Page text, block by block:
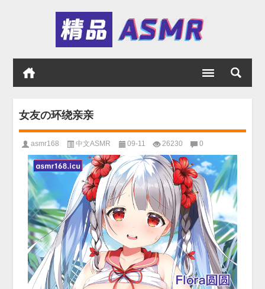
女友の环绕亲亲
asmr168 中文ASMR 09-11 26230 0